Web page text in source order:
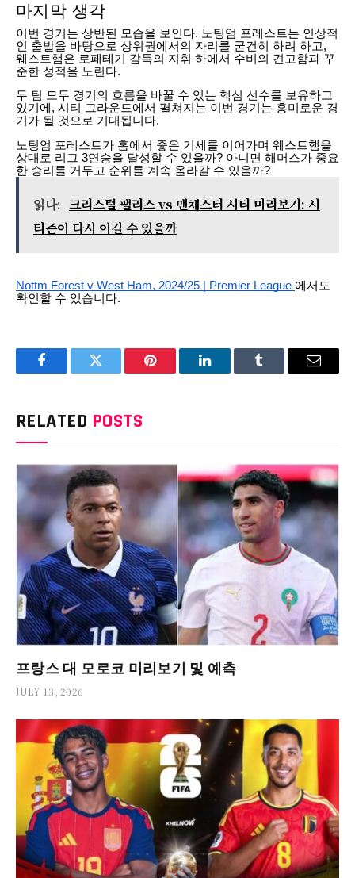
마지막 생각
이번 경기는 상반된 모습을 보인다. 노팅엄 포레스트는 인상적
인 출발을 바탕으로 상위권에서의 자리를 굳건히 하려 하고,
웨스트햄은 로페테기 감독의 지휘 하에서 수비의 견고함과 꾸
준한 성적을 노린다.
두 팀 모두 경기의 흐름을 바꿀 수 있는 핵심 선수를 보유하고
있기에, 시티 그라운드에서 펼쳐지는 이번 경기는 흥미로운 경
기가 될 것으로 기대됩니다.
노팅엄 포레스트가 홈에서 좋은 기세를 이어가며 웨스트햄을
상대로 리그 3연승을 달성할 수 있을까? 아니면 해머스가 중요
한 승리를 거두고 순위를 계속 올라갈 수 있을까?
읽다: 크리스털 팰리스 vs 맨체스터 시티 미리보기: 시
티즌이 다시 이길 수 있을까
Nottm Forest v West Ham, 2024/25 | Premier League 에서도
확인할 수 있습니다.
FacebookTwitter Pinterest LinkedInTumblr Email
RELATED POSTS
프랑스 대 모로코 미리보기 및 예측
JULY 13, 2026